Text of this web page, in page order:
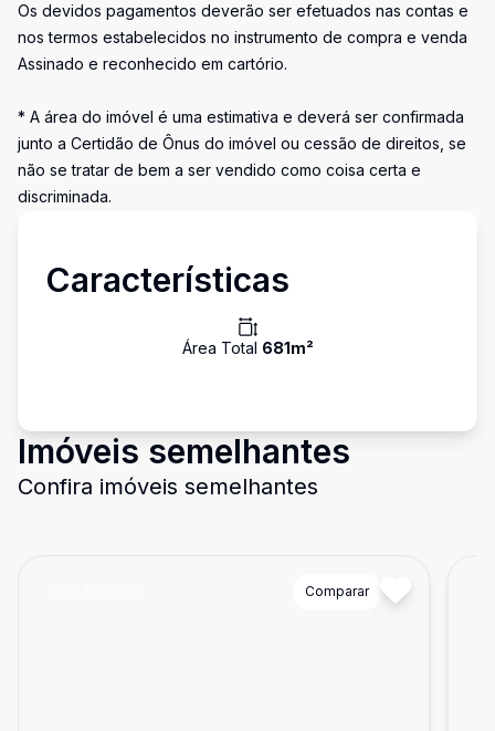
Os devidos pagamentos deverão ser efetuados nas contas e
nos termos estabelecidos no instrumento de compra e venda
Assinado e reconhecido em cartório.
* A área do imóvel é uma estimativa e deverá ser confirmada
junto a Certidão de Ônus do imóvel ou cessão de direitos, se
não se tratar de bem a ser vendido como coisa certa e
discriminada.
Características
Área Total 681m²
Imóveis semelhantes
Confira imóveis semelhantes
Comparar